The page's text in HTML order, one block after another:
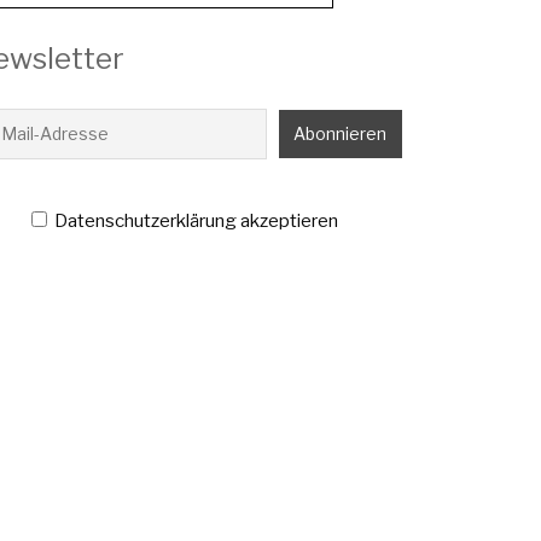
Datenschutzerklärung akzeptieren